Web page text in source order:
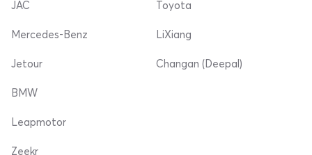
JAC
Mercedes-Benz
Jetour
Toyota
LiXiang
Changan (Deepal)
BMW
Leapmotor
Zeekr